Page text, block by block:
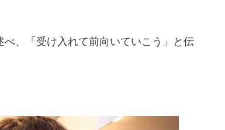
、「受け入れて前向いていこう」と伝